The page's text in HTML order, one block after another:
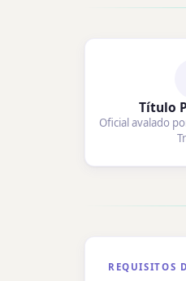
Título
Oficial avalado
REQUISITOS